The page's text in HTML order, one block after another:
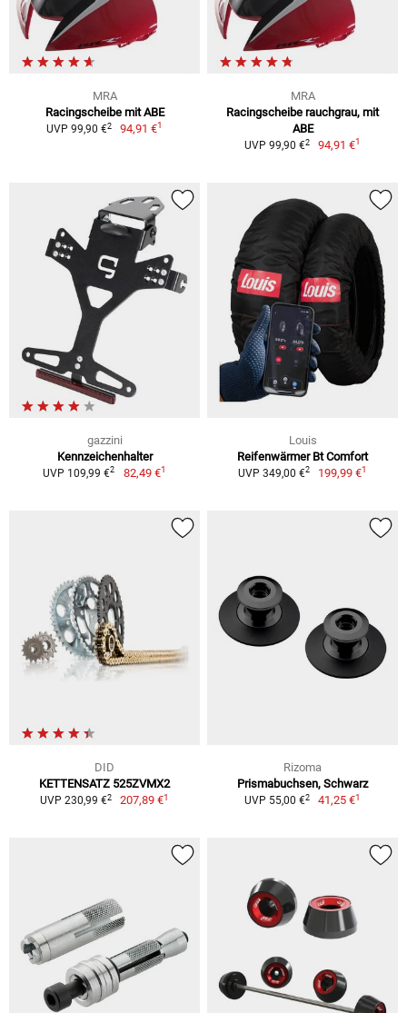
MRA
Racingscheibe mit ABE
UVP 99,90 €2 94,91 €1
MRA
Racingscheibe rauchgrau, mit
ABE
UVP 99,90 €2 94,91 €1
gazzini
Kennzeichenhalter
UVP 109,99 €2 82,49 €1
Louis
Reifenwärmer Bt Comfort
UVP 349,00 €2 199,99 €1
DID
KETTENSATZ 525ZVMX2
UVP 230,99 €2 207,89 €1
Rizoma
Prismabuchsen, Schwarz
UVP 55,00 €2 41,25 €1